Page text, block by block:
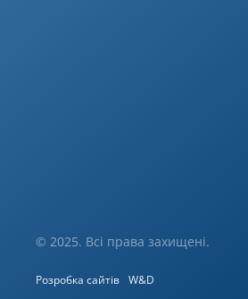
© 2025. Всі права захищені.
Розробка сайтів W&D